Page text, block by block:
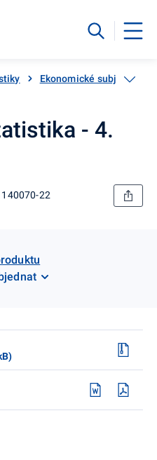
Ekonomické subjekty
- 4.
140070-22